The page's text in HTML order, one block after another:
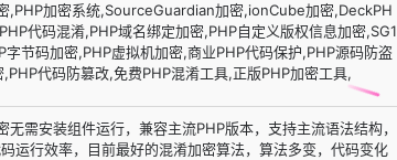
,PHP加密系统,SourceGuardian加密,ionCube加密,DeckPH
代码混淆,PHP域名绑定加密,PHP自定义版权信息加密,SG1
节码加密,PHP虚拟机加密,商业PHP代码保护,PHP源码防盗
代码防篡改,免费PHP混淆工具,正版PHP加密工具,
需安装组件运行，兼容主流PHP版本，支持主流语法结构，
运行效率，目前最好的混淆加密算法，算法多变，代码变化